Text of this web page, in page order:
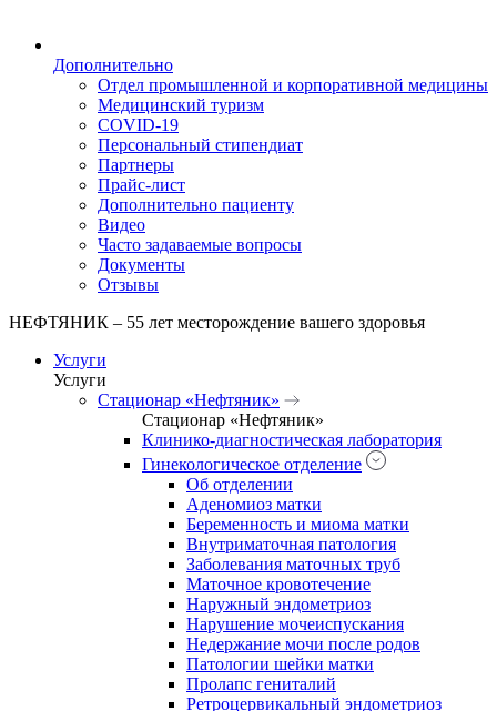
Дополнительно
Отдел промышленной и корпоративной медицины
Медицинский туризм
COVID-19
Персональный стипендиат
Партнеры
Прайс-лист
Дополнительно пациенту
Видео
Часто задаваемые вопросы
Документы
Отзывы
НЕФТЯНИК – 55 лет месторождение вашего здоровья
Услуги
Услуги
Стационар «Нефтяник»
Стационар «Нефтяник»
Клинико-диагностическая лаборатория
Гинекологическое отделение
Об отделении
Аденомиоз матки
Беременность и миома матки
Внутриматочная патология
Заболевания маточных труб
Маточное кровотечение
Наружный эндометриоз
Нарушение мочеиспускания
Недержание мочи после родов
Патологии шейки матки
Пролапс гениталий
Ретроцервикальный эндометриоз